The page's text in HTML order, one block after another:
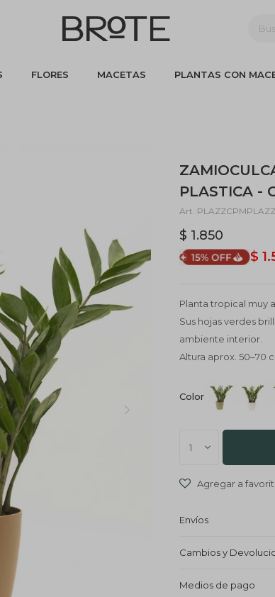
FLORES MACETAS PLANTAS CON
PLASTICA -
$ 1.850
$
Planta tropical muy
Sus hojas verdes
ambiente interior.
Altura aprox. 50–70
Color
1
Envíos
Cambios y
Medios de pago